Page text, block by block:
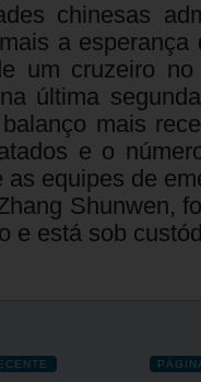
chinesas
a
um cruzeiro
última
mais
e o
as equipes de
Shunwen,
e está sob